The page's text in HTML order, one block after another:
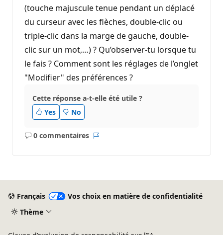
(touche majuscule tenue pendant un déplacé
du curseur avec les flèches, double-clic ou
triple-clic dans la marge de gauche, double-
clic sur un mot,…) ? Qu’observer-tu lorsque tu
le fais ? Comment sont les réglages de l’onglet
"Modifier" des préférences ?
Cette réponse a-t-elle été utile ?
Yes
No
0 commentaires
Aucun
Français
Vos choix en matière de confidentialité
Thème